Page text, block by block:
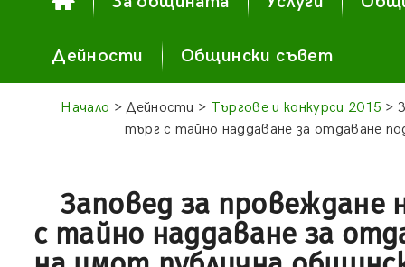
Дейности Общински съвет
Начало > Дейности > Търгове и конкурси 2015 >
търг с тайно наддаване за отдаване
Заповед за провеждане
с тайно наддаване за